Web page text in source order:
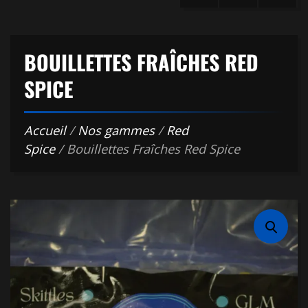
BOUILLETTES FRAÎCHES RED
SPICE
Accueil/Nos gammes/Red
Spice/ Bouillettes Fraîches Red Spice